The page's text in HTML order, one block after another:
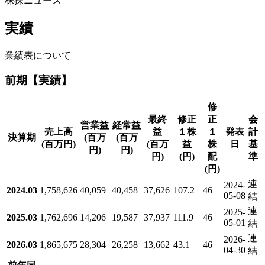
実績
業績表について
前期【実績】
決算期
売上高
(百万円)
営業益
(百万
円)
経常益
(百万
円)
最終
益
(百万
円)
修正
１株
益
(円)
修
正
１
株
配
(円)
発表
日
会
計
基
準
2024.03 1,758,626 40,059 40,458 37,626 107.2 46
2024-
05-08
連
結
2025.03 1,762,696 14,206 19,587 37,937 111.9 46
2025-
05-01
連
結
2026.03 1,865,675 28,304 26,258 13,662 43.1 46
2026-
04-30
連
結